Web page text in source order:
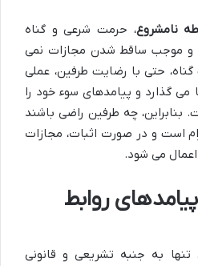
نامشروع، حرمت شرعی و گناه
و موجب ساقط شدن مجازات نمی
گناه، حتی با رضایت طرفین، عملی
می گذارد و پیامدهای سوء خود را
بنابراین، چه طرفین راضی باشند
است و در صورت اثبات، مجازات
می شود.
روابط
به جنبه تشریعی و قانونی